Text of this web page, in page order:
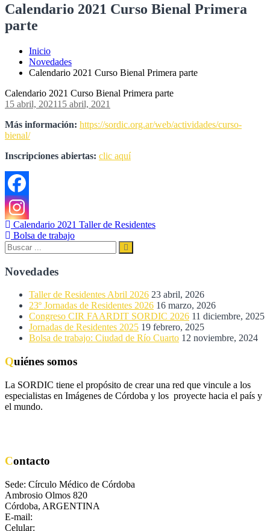
Calendario 2021 Curso Bienal Primera
parte
Inicio
Novedades
Calendario 2021 Curso Bienal Primera parte
Calendario 2021 Curso Bienal Primera parte
15 abril, 202115 abril, 2021
Más información: https://sordic.org.ar/web/actividades/curso-
bienal/
Inscripciones abiertas: clic aquí
Navegación
de
entradas
Calendario 2021 Taller de Residentes
Bolsa de trabajo
Buscar:
Buscar
Novedades
Taller de Residentes Abril 2026 23 abril, 2026
23º Jornadas de Residentes 2026 16 marzo, 2026
Congreso CIR FAARDIT SORDIC 2026 11 diciembre, 2025
Jornadas de Residentes 2025 19 febrero, 2025
Bolsa de trabajo: Ciudad de Río Cuarto 12 noviembre, 2024
Quiénes somos
La SORDIC tiene el propósito de crear una red que vincule a los
especialistas en Imágenes de Córdoba y los proyecte hacia el país y
el mundo.
Contacto
Sede: Círculo Médico de Córdoba
Ambrosio Olmos 820
Córdoba, ARGENTINA
E-mail:
Celular: